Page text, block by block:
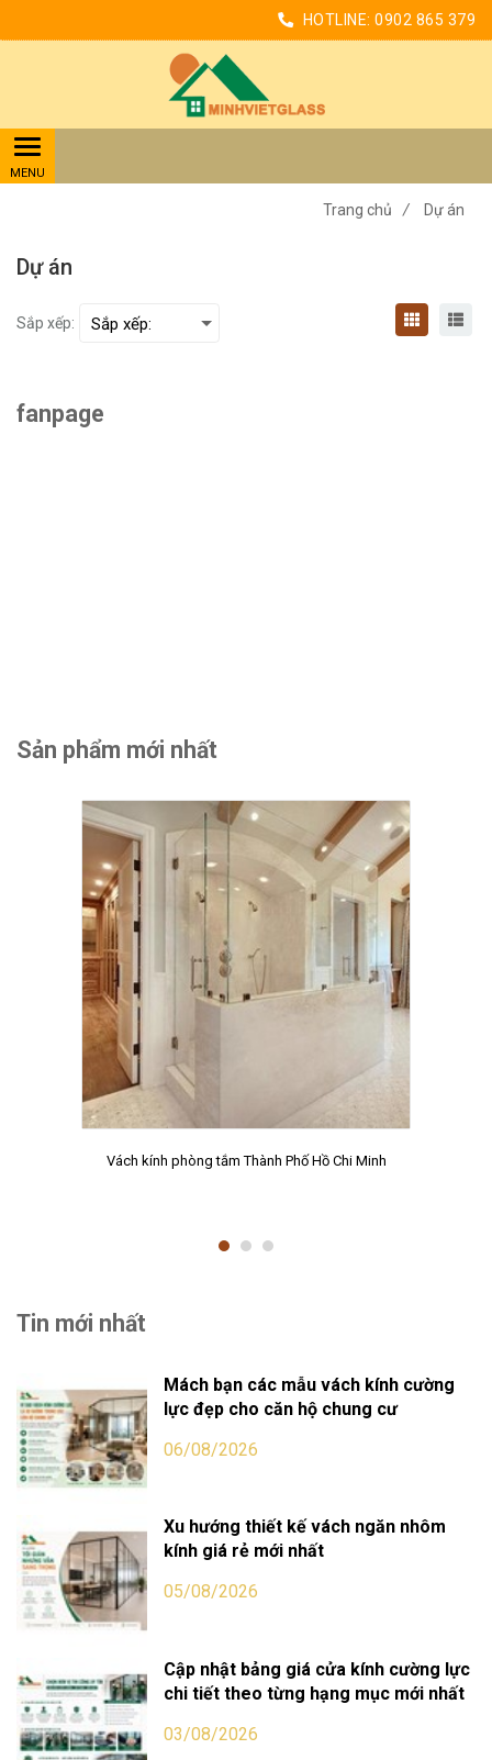
HOTLINE: 0902 865 379
Trang chủ / Dự án
Dự án
Sắp xếp:
fanpage
Sản phẩm mới nhất
Vách kính phòng tắm Thành Phố Hồ Chi Minh
Tin mới nhất
Mách bạn các mẫu vách kính cường
lực đẹp cho căn hộ chung cư
06/08/2026
Xu hướng thiết kế vách ngăn nhôm
kính giá rẻ mới nhất
05/08/2026
Cập nhật bảng giá cửa kính cường lực
chi tiết theo từng hạng mục mới nhất
03/08/2026